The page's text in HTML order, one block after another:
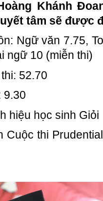
Khánh
tâm sẽ được
Ngữ văn 7.75,
ngữ 10 (miễn thi)
52.70
9.30
hiệu học sinh Giỏi
Cuộc thi